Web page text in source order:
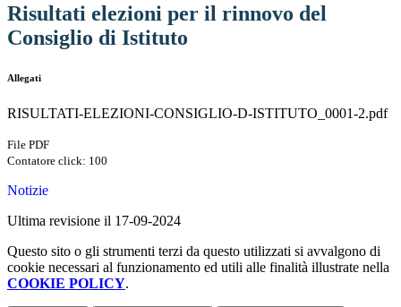
Risultati elezioni per il rinnovo del
Consiglio di Istituto
Allegati
RISULTATI-ELEZIONI-CONSIGLIO-D-ISTITUTO_0001-2.pdf
File PDF
Contatore click: 100
Notizie
Ultima revisione il 17-09-2024
Questo sito o gli strumenti terzi da questo utilizzati si avvalgono di
cookie necessari al funzionamento ed utili alle finalità illustrate nella
COOKIE POLICY.